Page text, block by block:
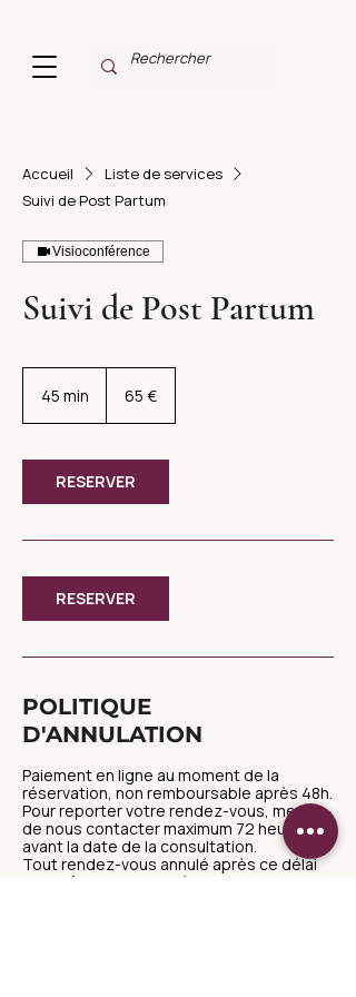
Accueil
Liste de services
Suivi de Post Partum
Visioconférence
Suivi de Post Partum
45 min
n
65 €
RESERVER
RESERVER
POLITIQUE
D'ANNULATION
Paiement en ligne au moment de la
réservation, non remboursable après 48h.
Pour reporter votre rendez-vous, merci
de nous contacter maximum 72 heures
avant la date de la consultation.
Tout rendez-vous annulé après ce délai
sera dû et non replacé.